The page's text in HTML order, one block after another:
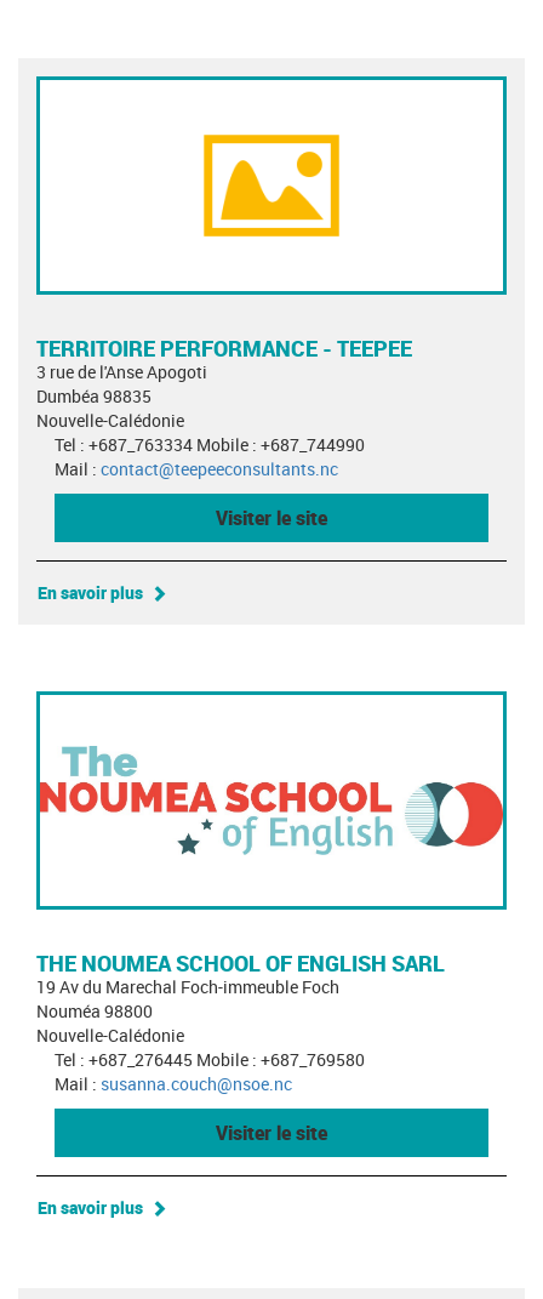
TERRITOIRE PERFORMANCE - TEEPEE
3 rue de l'Anse Apogoti
Dumbéa 98835
Nouvelle-Calédonie
Tel : +687_763334 Mobile : +687_744990
Mail : contact@teepeeconsultants.nc
Visiter le site
En savoir plus
THE NOUMEA SCHOOL OF ENGLISH SARL
19 Av du Marechal Foch-immeuble Foch
Nouméa 98800
Nouvelle-Calédonie
Tel : +687_276445 Mobile : +687_769580
Mail : susanna.couch@nsoe.nc
Visiter le site
En savoir plus